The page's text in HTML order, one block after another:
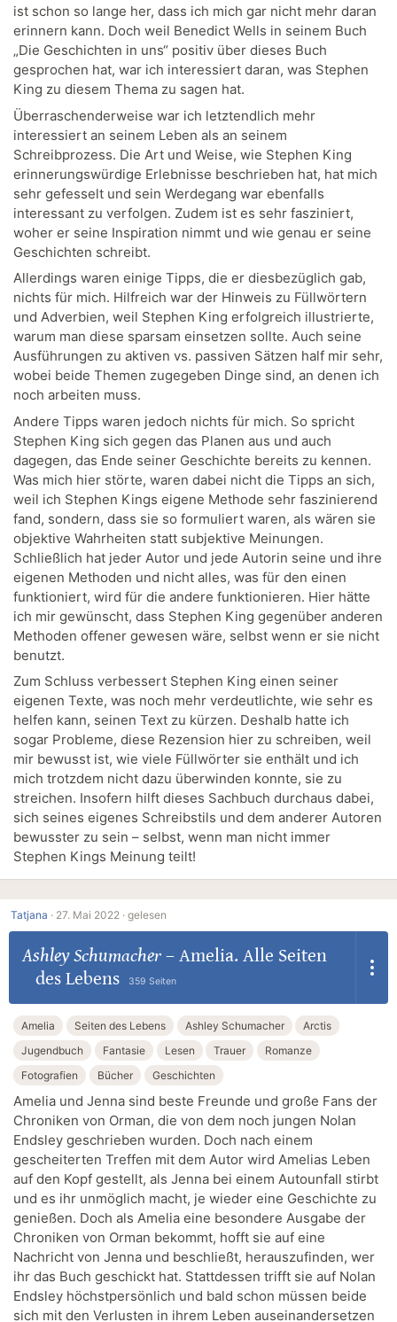
ist schon so lange her, dass ich mich gar nicht mehr daran
erinnern kann. Doch weil Benedict Wells in seinem Buch
„Die Geschichten in uns“ positiv über dieses Buch
gesprochen hat, war ich interessiert daran, was Stephen
King zu diesem Thema zu sagen hat.
Überraschenderweise war ich letztendlich mehr
interessiert an seinem Leben als an seinem
Schreibprozess. Die Art und Weise, wie Stephen King
erinnerungswürdige Erlebnisse beschrieben hat, hat mich
sehr gefesselt und sein Werdegang war ebenfalls
interessant zu verfolgen. Zudem ist es sehr fasziniert,
woher er seine Inspiration nimmt und wie genau er seine
Geschichten schreibt.
Allerdings waren einige Tipps, die er diesbezüglich gab,
nichts für mich. Hilfreich war der Hinweis zu Füllwörtern
und Adverbien, weil Stephen King erfolgreich illustrierte,
warum man diese sparsam einsetzen sollte. Auch seine
Ausführungen zu aktiven vs. passiven Sätzen half mir sehr,
wobei beide Themen zugegeben Dinge sind, an denen ich
noch arbeiten muss.
Andere Tipps waren jedoch nichts für mich. So spricht
Stephen King sich gegen das Planen aus und auch
dagegen, das Ende seiner Geschichte bereits zu kennen.
Was mich hier störte, waren dabei nicht die Tipps an sich,
weil ich Stephen Kings eigene Methode sehr faszinierend
fand, sondern, dass sie so formuliert waren, als wären sie
objektive Wahrheiten statt subjektive Meinungen.
Schließlich hat jeder Autor und jede Autorin seine und ihre
eigenen Methoden und nicht alles, was für den einen
funktioniert, wird für die andere funktionieren. Hier hätte
ich mir gewünscht, dass Stephen King gegenüber anderen
Methoden offener gewesen wäre, selbst wenn er sie nicht
benutzt.
Zum Schluss verbessert Stephen King einen seiner
eigenen Texte, was noch mehr verdeutlichte, wie sehr es
helfen kann, seinen Text zu kürzen. Deshalb hatte ich
sogar Probleme, diese Rezension hier zu schreiben, weil
mir bewusst ist, wie viele Füllwörter sie enthält und ich
mich trotzdem nicht dazu überwinden konnte, sie zu
streichen. Insofern hilft dieses Sachbuch durchaus dabei,
sich seines eigenes Schreibstils und dem anderer Autoren
bewusster zu sein – selbst, wenn man nicht immer
Stephen Kings Meinung teilt!
Tatjana · 27. Mai 2022 · gelesen
Ashley Schumacher– Amelia. Alle Seiten
des Lebens
359 Seiten
Amelia Seiten des Lebens Ashley Schumacher
Arctis
Jugendbuch
Fantasie Lesen Trauer
Romanze
Fotografien
Bücher Geschichten
Amelia und Jenna sind beste Freunde und große Fans der
Chroniken von Orman, die von dem noch jungen Nolan
Endsley geschrieben wurden. Doch nach einem
gescheiterten Treffen mit dem Autor wird Amelias Leben
auf den Kopf gestellt, als Jenna bei einem Autounfall stirbt
und es ihr unmöglich macht, je wieder eine Geschichte zu
genießen. Doch als Amelia eine besondere Ausgabe der
Chroniken von Orman bekommt, hofft sie auf eine
Nachricht von Jenna und beschließt, herauszufinden, wer
ihr das Buch geschickt hat. Stattdessen trifft sie auf Nolan
Endsley höchstpersönlich und bald schon müssen beide
sich mit den Verlusten in ihrem Leben auseinandersetzen